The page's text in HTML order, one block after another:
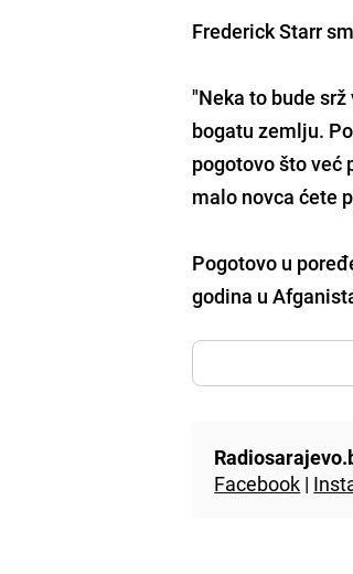
Frederick Starr
"Neka to bude
bogatu zemlju.
pogotovo što već
malo novca ćete
Pogotovo u
godina u
Facebook |